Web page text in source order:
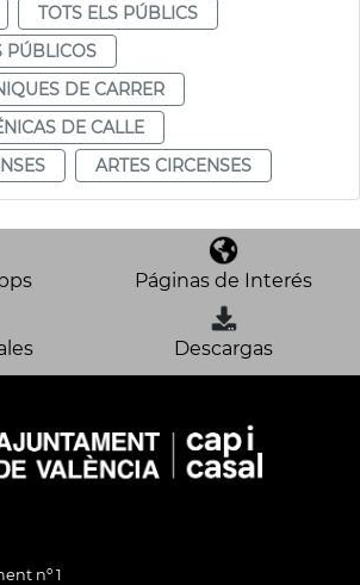
TOTS ELS PÚBLICS
PÚBLICOS
DE CARRER
DE CALLE
ARTES CIRCENSES
Páginas de Interés
Descargas
nº 1